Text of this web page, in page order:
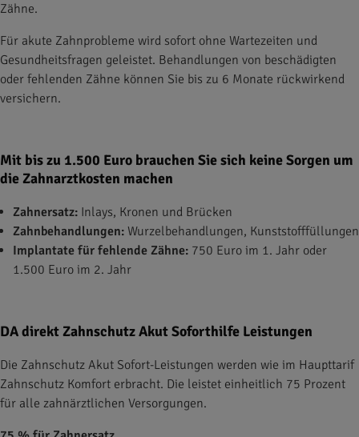
Zähne.
Für akute Zahnprobleme wird sofort ohne Wartezeiten und
Gesundheitsfragen geleistet. Behandlungen von beschädigten
oder fehlenden Zähne können Sie bis zu 6 Monate rückwirkend
versichern.
Mit bis zu 1.500 Euro brauchen Sie sich keine Sorgen um
die Zahnarztkosten machen
Zahnersatz: Inlays, Kronen und Brücken
Zahnbehandlungen: Wurzelbehandlungen, Kunststofffüllungen
Implantate für fehlende Zähne: 750 Euro im 1. Jahr oder
1.500 Euro im 2. Jahr
DA direkt Zahnschutz Akut Soforthilfe Leistungen
Die Zahnschutz Akut Sofort-Leistungen werden wie im Haupttarif
Zahnschutz Komfort erbracht. Die leistet einheitlich 75 Prozent
für alle zahnärztlichen Versorgungen.